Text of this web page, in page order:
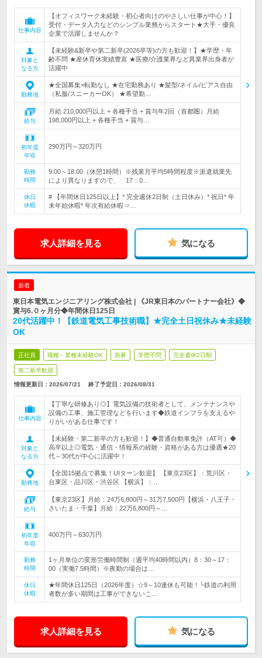
仕事内容
【オフィスワーク未経験・初心者向けのやさしい仕事が中心！】
受付・データ入力などのシンプル業務からスタート★大手・優良
企業で活躍しませんか？
対象と
なる方
【未経験&新卒や第二新卒(2026卒等)の方も歓迎！】★学歴・年
齢不問 ★産休育休実績豊富 ★医療/介護業界など異業界出身者が
活躍中
勤務地
★全国募集×転勤なし ★在宅勤務あり ★髪型/ネイル/ピアス自由
（私服/スニーカーOK） ★希望勤…
給与
月給 210,000円以上 + 各種手当 + 賞与年2回（首都圏）月給
198,000円以上 + 各種手当 + 賞与…
初年度
年収
290万円～320万円
勤務
時間
9:00～18:00（休憩1時間）※残業月平均5時間程度※派遣就業先
により異なりますので、 17：0…
休日
休暇
# 【年間休日125日以上】* 完全週休2日制（土日休み）* 祝日* 年
末年始休暇* 年次有給休暇⇒…
求人詳細を見る 気になる
新着
東日本電気エンジニアリング株式会社 | 《JR東日本のパートナー会社》◆
賞与6.０ヶ月分◆年間休日125日
20代活躍中！【鉄道電気工事技術職】★完全土日祝休み★未経験
OK
正社員 職種・業種未経験OK 急募 学歴不問 完全週休2日制
第二新卒歓迎
情報更新日：2026/07/21 終了予定日： 2026/08/31
仕事内容
【丁寧な研修あり◎】電気設備の技術者として、メンテナンスや
設備の工事、施工管理などを行います◆鉄道インフラを支えるや
りがいがある仕事です！
対象と
なる方
【未経験・第二新卒の方も歓迎！】◆普通自動車免許（AT可）◆
高卒以上◎電気・通信・情報系の経験・資格がある方は優遇★20
代～30代が中心に活躍中！
勤務地
【全国15拠点で募集！UIターン歓迎】 【東京23区】：荒川区・
台東区・品川区・渋谷区 【横浜】：…
給与
【東京23区】月給：24万6,800円～31万7,500円【横浜・八王子・
さいたま・千葉】月給：22万6,800円～…
初年度
年収
400万円～630万円
勤務
時間
1ヶ月単位の変形労働時間制（週平均40時間以内）8：30～17：
00（実働7.5時間）※夜勤の場合は…
休日
休暇
★年間休日125日（2026年度）☆9～10連休も可能！└鉄道の利用
者数が多い期間は工事ができないこ…
求人詳細を見る 気になる